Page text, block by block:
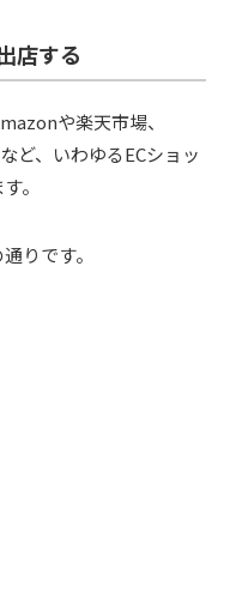
店する
や楽天市場、
ど、いわゆるECショッ
。
りです。